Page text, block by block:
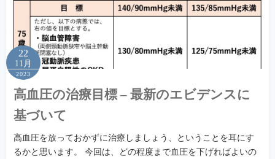
22
11月
2023
高血圧の治療目標 – 最新のエビデンスに
基づいて
高血圧を放っておかずに治療しましょう、ということを耳にす
るかと思います。 今回は、どの程度まで血圧を下げればよいの